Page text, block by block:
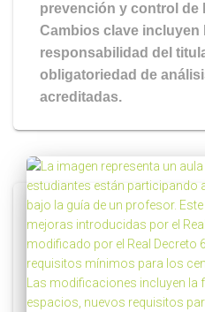
prevención y control de
Cambios clave incluyen
responsabilidad del
obligatoriedad de
acreditadas.